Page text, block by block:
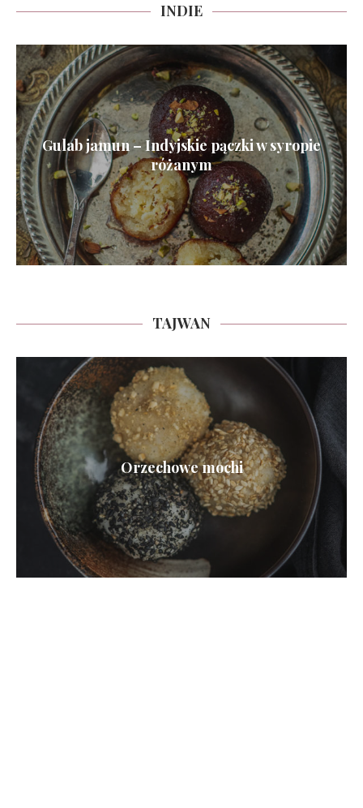
INDIE
Gulab jamun – Indyjskie pączki w syropie
różanym
TAJWAN
Orzechowe mochi